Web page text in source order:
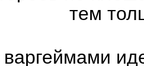
тем